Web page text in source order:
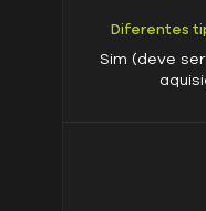
Diferentes
Sim (deve